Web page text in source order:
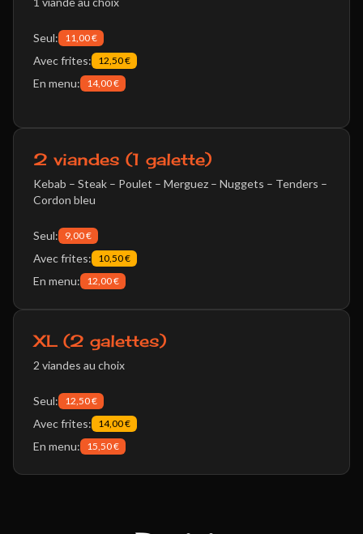
Seul: 11,00 €
Avec frites: 12,50 €
En menu: 14,00 €
2 viandes (1 galette)
Kebab – Steak – Poulet – Merguez – Nuggets – Tenders –
Cordon bleu
Seul: 9,00 €
Avec frites: 10,50 €
En menu: 12,00 €
XL (2 galettes)
2 viandes au choix
Seul: 12,50 €
Avec frites: 14,00 €
En menu: 15,50 €